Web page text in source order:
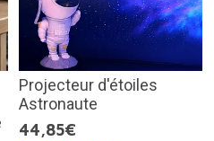
Projecteur d'étoiles
Astronaute
44,85€